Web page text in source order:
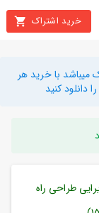
خرید اشتراک
میباشد با خرید هر
طراحی راه